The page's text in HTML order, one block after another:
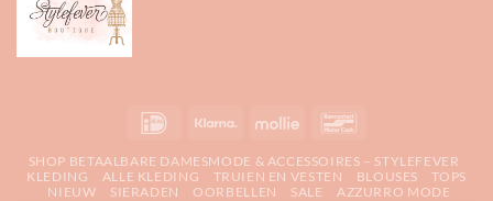
IDeal Klarna Mollie
SHOP BETAALBARE DAMESMODE & ACCESSOIRES – STYLEFEVER
KLEDING
ALLE KLEDING TRUIEN EN VESTEN BLOUSES
TOPS
NIEUW
SIERADEN OORBELLEN SALE AZZURRO MODE